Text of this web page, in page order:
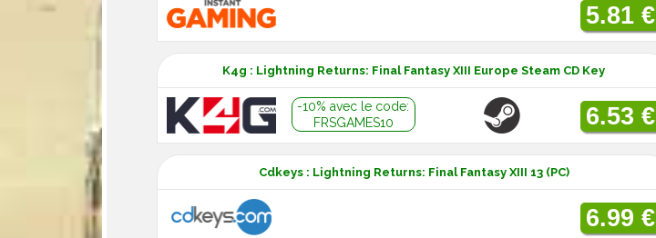
5.81 €
K4g : Lightning Returns: Final Fantasy XIII Europe Steam CD Key
-10% avec le code:
FRSGAMES10
6.53 €
Cdkeys : Lightning Returns: Final Fantasy XIII 13 (PC)
6.99 €